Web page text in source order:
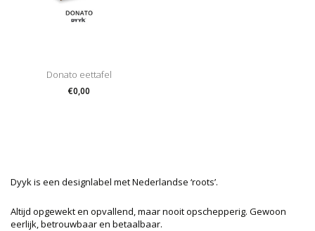
Donato eettafel
€0,00
Dyyk is een designlabel met Nederlandse ‘roots’.
Altijd opgewekt en opvallend, maar nooit opschepperig. Gewoon
eerlijk, betrouwbaar en betaalbaar.